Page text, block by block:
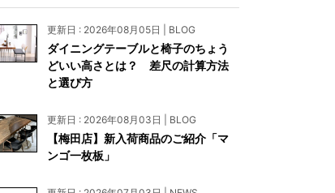
よくあるご質問
お問い合わせ
資料請求
更新日 : 2026年08月05日 | BLOG
ダイニングテーブルと椅子のちょう
どいい高さとは？ 差尺の計算方法
と選び方
更新日 : 2026年08月03日 | BLOG
【梅田店】新入荷商品のご紹介「マ
ンゴ一枚板」